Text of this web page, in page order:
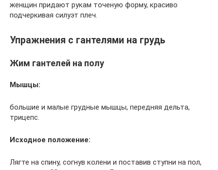
женщин придают рукам точеную форму, красиво
подчеркивая силуэт плеч.
Упражнения с гантелями на грудь
Жим гантелей на полу
Мышцы:
большие и малые грудные мышцы, передняя дельта,
трицепс.
Исходное положение:
Лягте на спину, согнув колени и поставив ступни на пол,